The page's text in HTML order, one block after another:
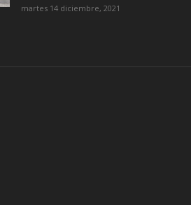
martes 14 diciembre, 2021